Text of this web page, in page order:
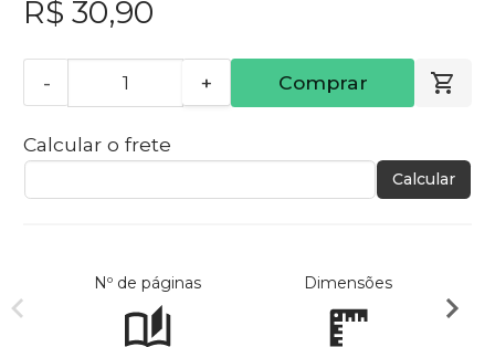
R$ 30,90
- + Comprar
Calcular o frete
Calcular
Nº de páginas Dimensões